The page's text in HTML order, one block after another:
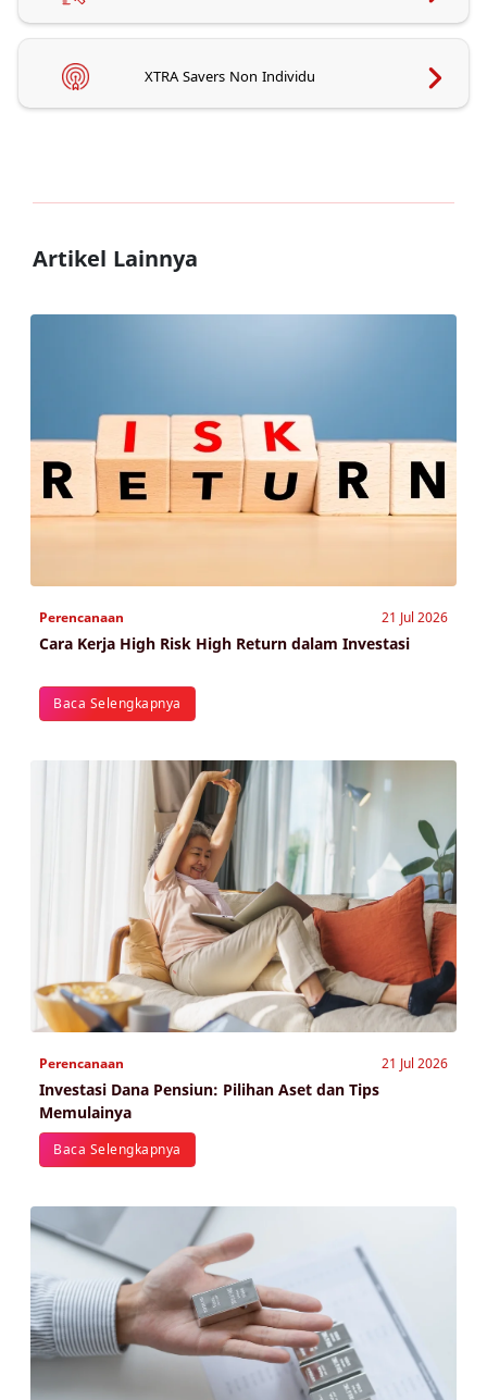
XTRA Savers Non Individu
Artikel Lainnya
Perencanaan 21 Jul 2026
Cara Kerja High Risk High Return dalam Investasi
Baca Selengkapnya
Perencanaan 21 Jul 2026
Investasi Dana Pensiun: Pilihan Aset dan Tips
Memulainya
Baca Selengkapnya